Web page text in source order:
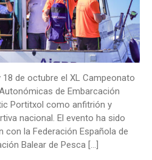
de octubre el XL Campeonato
de Embarcación
Portitxol como anfitrión y
nacional. El evento ha sido
la Federación Española de
Balear de Pesca […]